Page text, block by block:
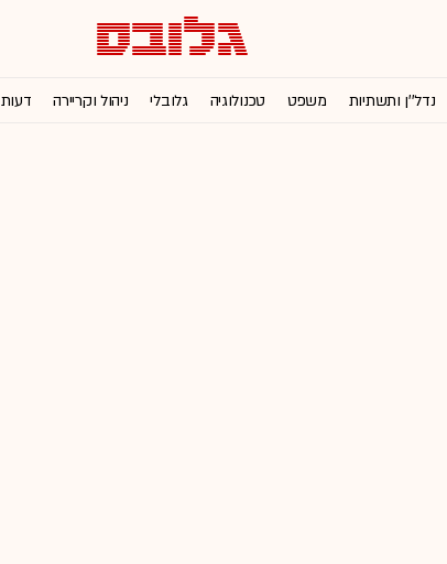
נדל''ן ותשתיות משפט טכנולוגיה גלובלי ניהול וקריירה דעות